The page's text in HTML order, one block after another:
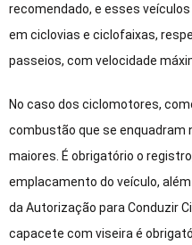
recomendado, e esses
em ciclovias e ciclofaixas,
passeios, com velocidade
No caso dos ciclomotores,
combustão que se enquadram
maiores. É obrigatório o
emplacamento do veículo,
da Autorização para Conduzir
capacete com viseira é